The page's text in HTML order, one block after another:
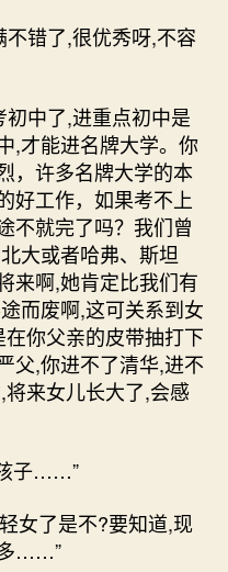
错了,很优秀呀,不容
中了,进重点初中是
,才能进名牌大学。你
，许多名牌大学的本
好工作，如果考不上
不就完了吗？我们曾
大或者哈弗、斯坦
来啊,她肯定比我们有
而废啊,这可关系到女
你父亲的皮带抽打下
父,你进不了清华,进不
来女儿长大了,会感
子……”
女了是不?要知道,现
多……”